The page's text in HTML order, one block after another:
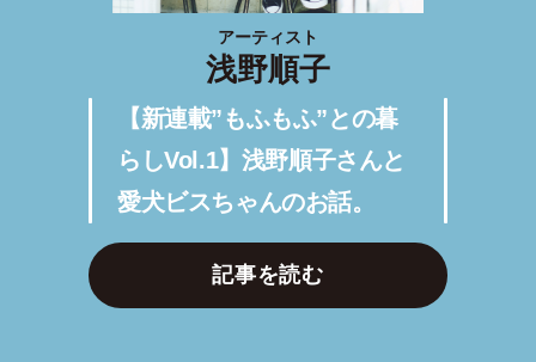
アーティスト
浅野順子
【新連載”もふもふ”との暮
らしVol.1】浅野順子さんと
愛犬ビスちゃんのお話。
記事を読む